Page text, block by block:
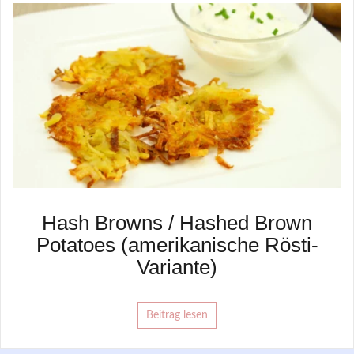
Hash Browns / Hashed Brown
Potatoes (amerikanische Rösti-
Variante)
Beitrag lesen